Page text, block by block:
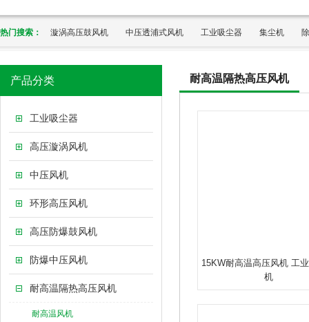
热门搜索： 漩涡高压鼓风机 中压透浦式风机 工业吸尘器 集尘机
产品分类
工业吸尘器
高压漩涡风机
中压风机
环形高压风机
高压防爆鼓风机
防爆中压风机
耐高温隔热高压风机
耐高温风机
耐高温隔热高压风机
15KW耐高温高压风机 工
机